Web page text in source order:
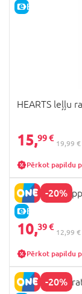
E-CENA
HEARTS leļļu
15,99 €
19,99 €
Pērkot papildu
-20%
E-CENA
509 Crew
10,39 €
12,99 €
Pērkot papildu
-20%
SMOBY leļļu